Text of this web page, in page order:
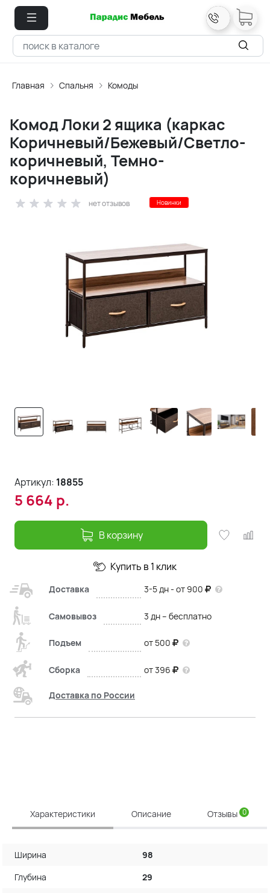
Главная Спальня Комоды
Комод Локи 2 ящика (каркас
Коричневый/Бежевый/Светло-
коричневый, Темно-
коричневый)
нет отзывов Новинки
Артикул: 18855
5 664 р.
В корзину
Купить в 1 клик
Доставка 3-5 дн - от 900
Самовывоз 3 дн – бесплатно
Подъем от 500
Сборка от 396
Доставка по России
Характеристики Описание Отзывы 0
Ширина
98
Глубина
29